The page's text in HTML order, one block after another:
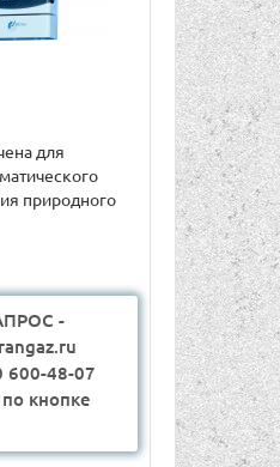
для
природного
-
600-48-07
кнопке